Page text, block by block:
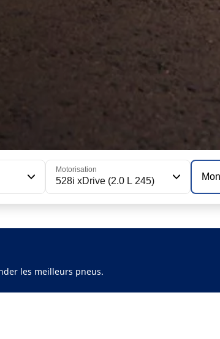
Motorisation
528i xDrive (2.0 L 245)
les meilleurs pneus.